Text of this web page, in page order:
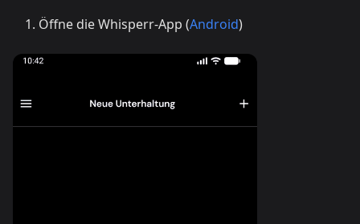
Öffne die Whisperr-App (Android)